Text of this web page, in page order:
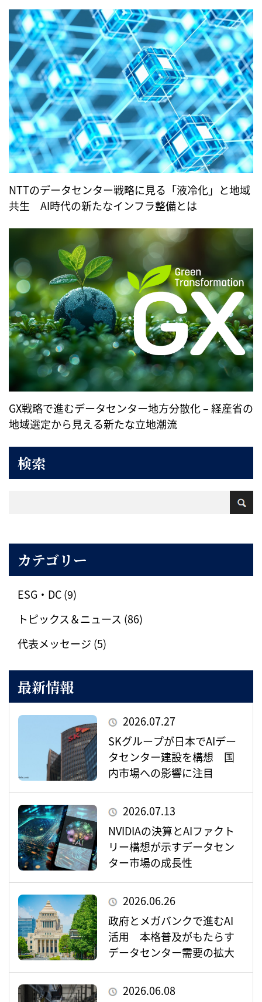
NTTのデータセンター戦略に見る「液冷化」と地域
共生 AI時代の新たなインフラ整備とは
GX戦略で進むデータセンター地方分散化 – 経産省の
地域選定から見える新たな立地潮流
検索
カテゴリー
ESG・DC (9)
トピックス＆ニュース (86)
代表メッセージ (5)
最新情報
2026.07.27
SKグループが日本でAIデー
タセンター建設を構想 国
内市場への影響に注目
2026.07.13
NVIDIAの決算とAIファクト
リー構想が示すデータセン
ター市場の成長性
2026.06.26
政府とメガバンクで進むAI
活用 本格普及がもたらす
データセンター需要の拡大
2026.06.08